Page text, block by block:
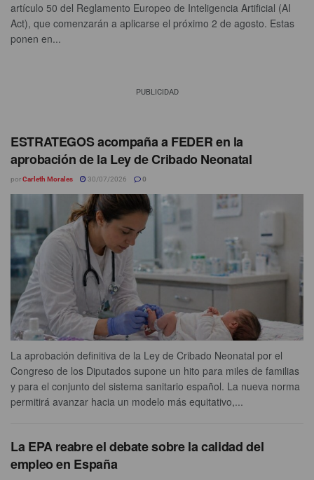
artículo 50 del Reglamento Europeo de Inteligencia Artificial (AI
Act), que comenzarán a aplicarse el próximo 2 de agosto. Estas
ponen en...
PUBLICIDAD
ESTRATEGOS acompaña a FEDER en la
aprobación de la Ley de Cribado Neonatal
porCarleth Morales 30/07/2026 0
La aprobación deﬁnitiva de la Ley de Cribado Neonatal por el
Congreso de los Diputados supone un hito para miles de familias
y para el conjunto del sistema sanitario español. La nueva norma
permitirá avanzar hacia un modelo más equitativo,...
La EPA reabre el debate sobre la calidad del
empleo en España